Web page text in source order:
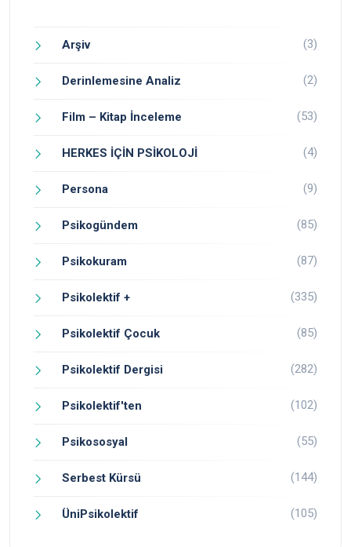
Arşiv (3)
Derinlemesine Analiz (2)
Film – Kitap İnceleme (53)
HERKES İÇİN PSİKOLOJİ (4)
Persona (9)
Psikogündem (85)
Psikokuram (87)
Psikolektif + (335)
Psikolektif Çocuk (85)
Psikolektif Dergisi (282)
Psikolektif'ten (102)
Psikososyal (55)
Serbest Kürsü (144)
ÜniPsikolektif (105)